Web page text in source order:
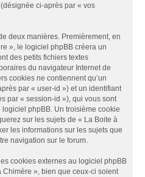
ci-après par « vos
deux manières. Premièrement, en
», le logiciel phpBB créera un
des petits fichiers textes
du navigateur Internet de
cookies ne contiennent qu’un
par « user-id ») et un identifiant
par « session-id »), qui vous sont
phpBB. Un troisième cookie
sur les sujets de « La Boite à
les informations sur les sujets que
navigation sur le forum.
cookies externes au logiciel phpBB
», bien que ceux-ci soient